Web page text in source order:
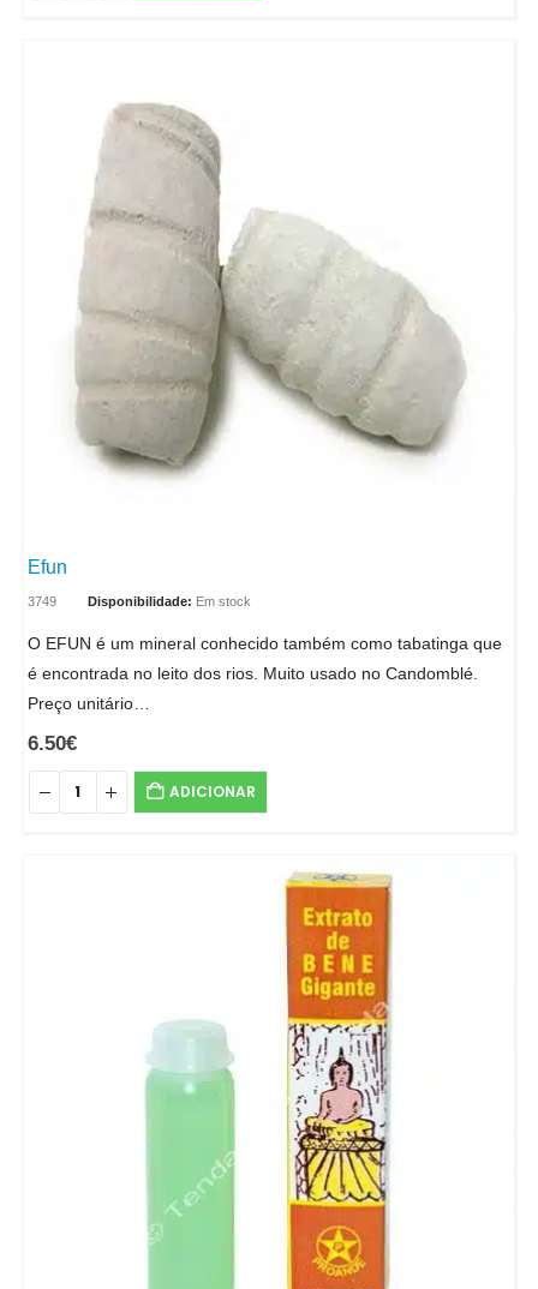
Efun
3749 Disponibilidade: Em stock
O EFUN é um mineral conhecido também como tabatinga que
é encontrada no leito dos rios. Muito usado no Candomblé.
Preço unitário…
6.50€
ADICIONAR